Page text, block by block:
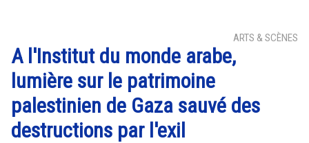
ARTS & SCÈNES
A l'Institut du monde arabe,
lumière sur le patrimoine
palestinien de Gaza sauvé des
destructions par l'exil